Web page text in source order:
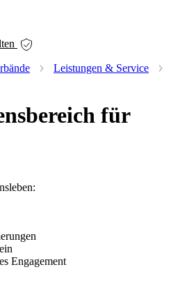
Leistungen & Service
für
Engagement